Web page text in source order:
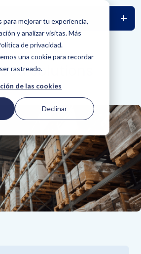
para mejorar tu experiencia,
y analizar visitas. Más
de privacidad.
una cookie para recordar
rastreado.
de las cookies
Declinar
Solutions